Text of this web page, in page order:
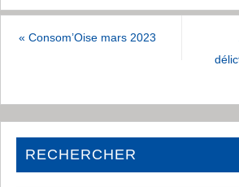
« Consom’Oise mars 2023
RECHERCHER